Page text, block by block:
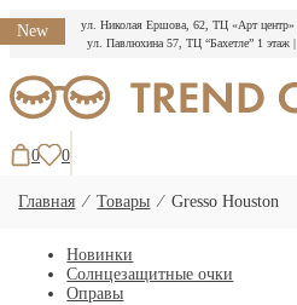
ул. Николая Ершова, 62, ТЦ «Арт центр»
ул. Павлюхина 57, ТЦ “Бахетле” 1 этаж |
к
содержимому
0 0
Главная ⁄Товары ⁄Gresso Houston
Новинки
Солнцезащитные очки
Оправы
New